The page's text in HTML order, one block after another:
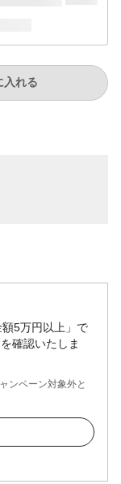
入れる
額5万円以上」で
確認いたしま
ンペーン対象外と